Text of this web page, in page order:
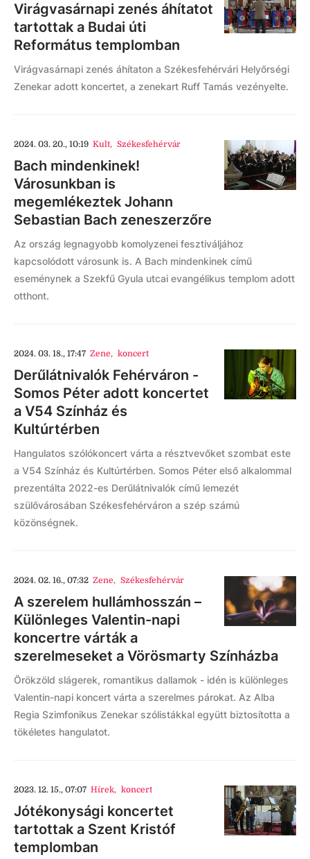
Virágvasárnapi zenés áhítatot
tartottak a Budai úti
Református templomban
Virágvasárnapi zenés áhítaton a Székesfehérvári Helyőrségi
Zenekar adott koncertet, a zenekart Ruff Tamás vezényelte.
2024. 03. 20., 10:19 Kult, Székesfehérvár
Bach mindenkinek!
Városunkban is
megemlékeztek Johann
Sebastian Bach zeneszerzőre
Az ország legnagyobb komolyzenei fesztiváljához
kapcsolódott városunk is. A Bach mindenkinek című
eseménynek a Szekfű Gyula utcai evangélikus templom adott
otthont.
2024. 03. 18., 17:47 Zene, koncert
Derűlátnivalók Fehérváron -
Somos Péter adott koncertet
a V54 Színház és
Kultúrtérben
Hangulatos szólókoncert várta a résztvevőket szombat este
a V54 Színház és Kultúrtérben. Somos Péter első alkalommal
prezentálta 2022-es Derűlátnivalók című lemezét
szülővárosában Székesfehérváron a szép számú
közönségnek.
2024. 02. 16., 07:32 Zene, Székesfehérvár
A szerelem hullámhosszán –
Különleges Valentin-napi
koncertre várták a
szerelmeseket a Vörösmarty Színházba
Örökzöld slágerek, romantikus dallamok - idén is különleges
Valentin-napi koncert várta a szerelmes párokat. Az Alba
Regia Szimfonikus Zenekar szólistákkal együtt biztosította a
tökéletes hangulatot.
2023. 12. 15., 07:07 Hírek, koncert
Jótékonysági koncertet
tartottak a Szent Kristóf
templomban